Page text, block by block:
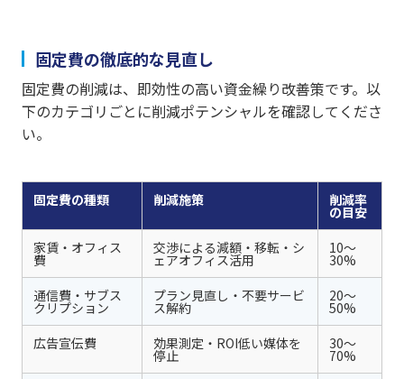
固定費の徹底的な見直し
固定費の削減は、即効性の高い資金繰り改善策です。以
下のカテゴリごとに削減ポテンシャルを確認してくださ
い。
固定費の種類 削減施策 削減率
の目安
家賃・オフィス
費
交渉による減額・移転・シ
ェアオフィス活用
10〜
30%
通信費・サブス
クリプション
プラン見直し・不要サービ
ス解約
20〜
50%
広告宣伝費
効果測定・ROI低い媒体を
停止
30〜
70%